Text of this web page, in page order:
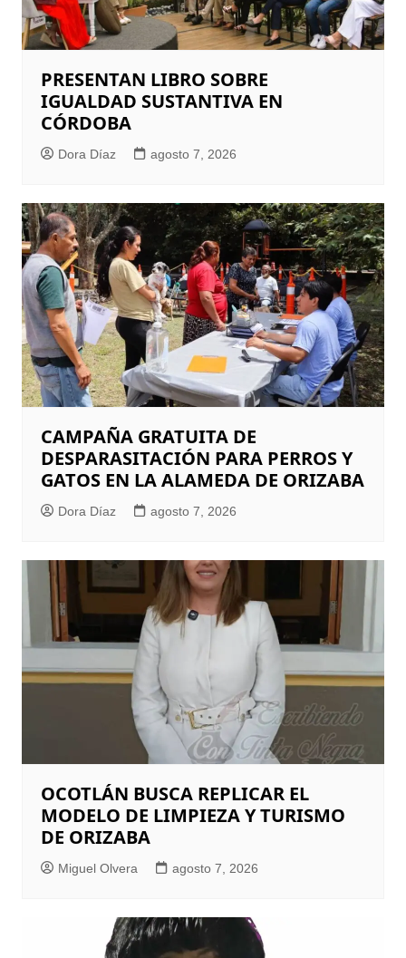
PRESENTAN LIBRO SOBRE
IGUALDAD SUSTANTIVA EN
CÓRDOBA
Dora Díaz agosto 7, 2026
CAMPAÑA GRATUITA DE
DESPARASITACIÓN PARA PERROS Y
GATOS EN LA ALAMEDA DE ORIZABA
Dora Díaz agosto 7, 2026
OCOTLÁN BUSCA REPLICAR EL
MODELO DE LIMPIEZA Y TURISMO
DE ORIZABA
Miguel Olvera agosto 7, 2026